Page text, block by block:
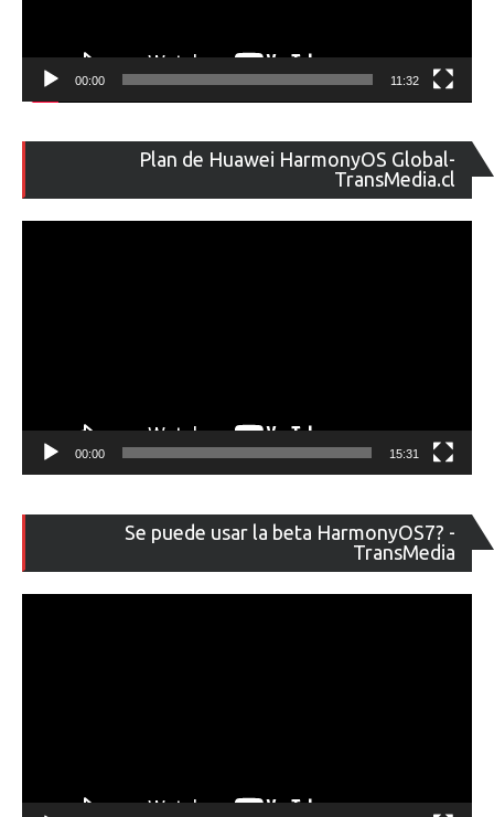
00:00 11:32
Plan de Huawei HarmonyOS Global-
TransMedia.cl
de
00:00 15:31
Se puede usar la beta HarmonyOS7? -
TransMedia
de